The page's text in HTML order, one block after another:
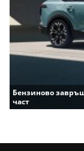
Бензиново
част